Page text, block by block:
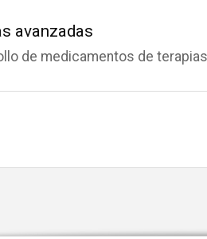
avanzadas
de medicamentos de